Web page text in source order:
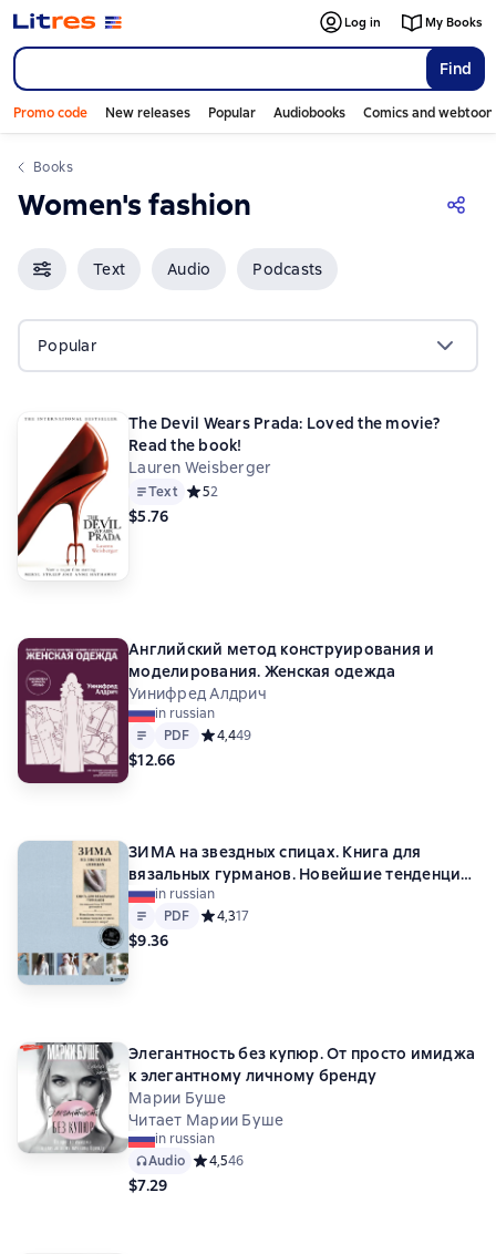
Find
Log in My Books
Promo code New releases Popular Audiobooks Comics and
Books
Women's fashion
Text Audio Podcasts
Popular
The Devil Wears Prada: Loved the movie?
Read the book!
Lauren Weisberger
Text Средний рейтинг 5 на основе 2 оценок
52
$5.76
Английский метод конструирования и
моделирования. Женская одежда
Уинифред Алдрич
in russian
Text
PDF
PDF Средний рейтинг 4,4 на основе 49 оценок
4,449
$12.66
ЗИМА на звездных спицах. Книга для
вязальных гурманов. Новейшие тенденции
и модные модели от звезд вязального
мира!
in russian
Text
PDF
PDF Средний рейтинг 4,3 на основе 17 оценок
4,317
$9.36
Элегантность без купюр. От просто имиджа
к элегантному личному бренду
Марии Буше
Читает Марии Буше
in russian
Audio Средний рейтинг 4,5 на основе 46 оценок
4,546
$7.29